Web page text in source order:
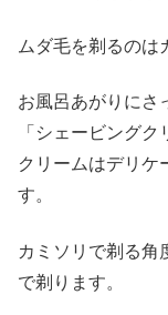
ムダ毛を剃るのは
お風呂あがりにさ
「シェービング
クリームはデリケ
す。
カミソリで剃る角
で剃ります。